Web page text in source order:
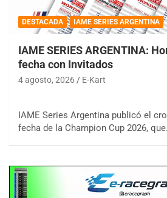
DESTACADA IAME SERIES ARGENTINA
IAME SERIES ARGENTINA:
fecha con Invitados
4 agosto, 2026 E-Kart
IAME Series Argentina publicó el
fecha de la Champion Cup 2026,